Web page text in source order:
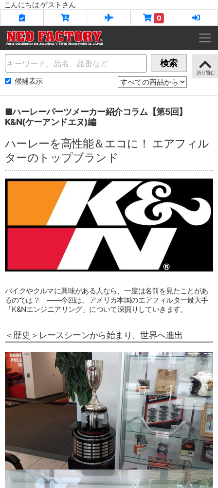
こんにちは ゲストさん
0
Name 検索
候補表示
■ハーレーパーツメーカー紹介コラム【第5回】
K&N(ケーアンドエヌ)編
ハーレーを高性能＆エコに！ エアフィル
ターのトップブランド
バイクやクルマに興味がある人なら、一度は名前を見たことがあ
るのでは？ ――今回は、アメリカ本国のエアフィルター最大手
「K&Nエンジニアリング」について深掘りしていきます。
＜歴史＞レースシーンから始まり、世界へ進出